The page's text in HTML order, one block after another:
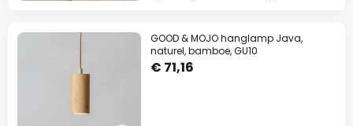
GOOD & MOJO hanglamp Java,
naturel, bamboe, GU10
€ 71,16